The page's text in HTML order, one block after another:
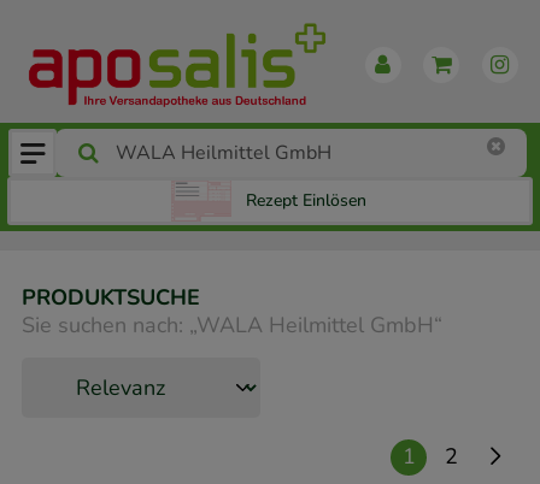
Rezept Einlösen
PRODUKTSUCHE
Sie suchen nach: „WALA Heilmittel GmbH“
1 2